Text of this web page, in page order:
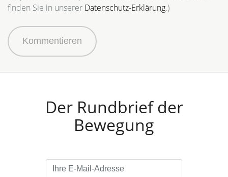
finden Sie in unserer Datenschutz-Erklärung.)
Kommentieren
Der Rundbrief der
Bewegung